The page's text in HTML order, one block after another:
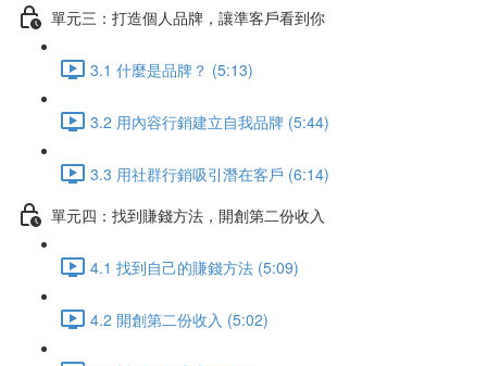
單元三：打造個人品牌，讓準客戶看到你
3.1 什麼是品牌？ (5:13)
3.2 用內容行銷建立自我品牌 (5:44)
3.3 用社群行銷吸引潛在客戶 (6:14)
單元四：找到賺錢方法，開創第二份收入
4.1 找到自己的賺錢方法 (5:09)
4.2 開創第二份收入 (5:02)